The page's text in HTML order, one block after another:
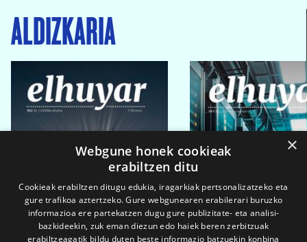
ALDIZKARIA
×
Webgune honek cookieak
erabiltzen ditu
Cookieak erabiltzen ditugu edukia, iragarkiak pertsonalizatzeko eta
gure trafikoa aztertzeko. Gure webgunearen erabilerari buruzko
informazioa ere partekatzen dugu gure publizitate- eta analisi-
bazkideekin, zuk eman diezun edo haiek beren zerbitzuak
erabiltzeagatik bildu duten beste informazio batzuekin konbina